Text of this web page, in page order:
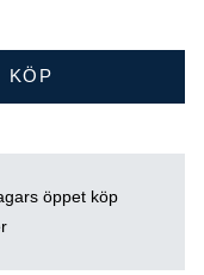
KÖP
öppet köp